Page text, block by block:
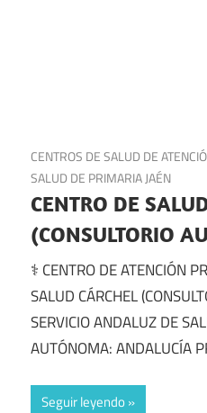
20 de junio de 2025
CENTROS DE SALUD DE
SALUD DE PRIMARIA JAÉN
CENTRO DE
(CONSULTORIO
⚕️ CENTRO DE ATENCIÓN
SALUD CÁRCHEL
SERVICIO ANDALUZ DE
AUTÓNOMA: ANDALUCÍA
Seguir leyendo